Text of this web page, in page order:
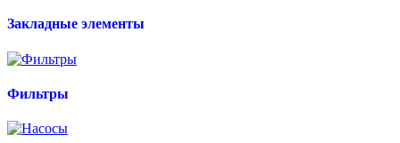
Закладные элементы
Фильтры